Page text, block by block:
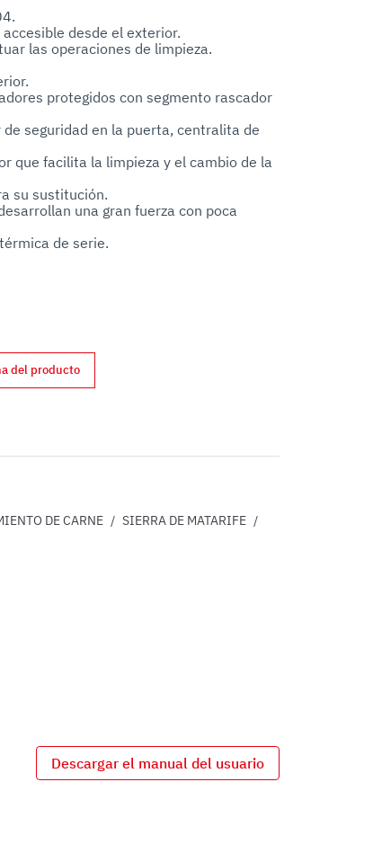
desde el exterior.
las operaciones de limpieza.
protegidos con segmento rascador
seguridad en la puerta, centralita de
que facilita la limpieza y el cambio de la
su sustitución.
una gran fuerza con poca
de serie.
alta presión).
de congelado.
del producto
DE CARNE / SIERRA DE MATARIFE /
Descargar el manual del usuario